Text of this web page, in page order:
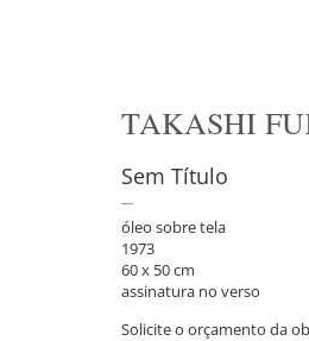
TAKASHI
Sem Título
óleo sobre tela
1973
60 x 50 cm
assinatura no verso
Solicite o orçamento da